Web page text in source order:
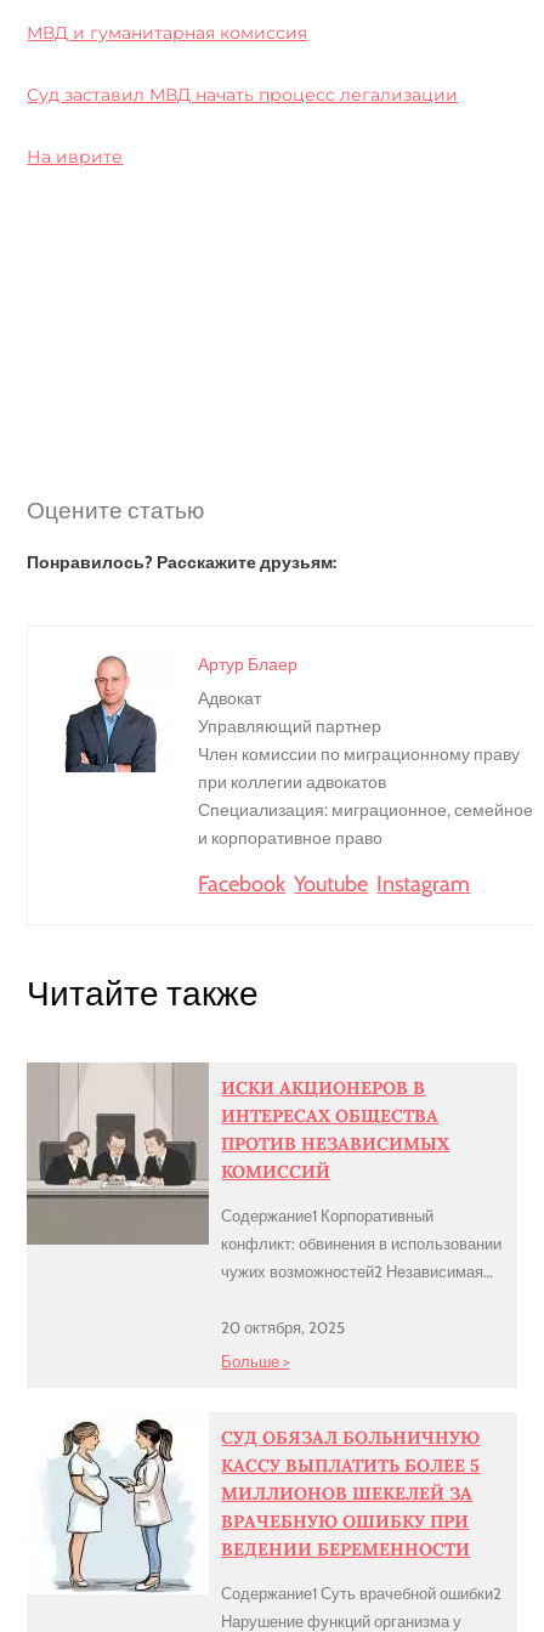
МВД и гуманитарная комиссия
Суд заставил МВД начать процесс легализации
На иврите
Оцените статью
Понравилось? Расскажите друзьям:
Артур Блаер
Адвокат
Управляющий партнер
Член комиссии по миграционному праву
при коллегии адвокатов
Специализация: миграционное, семейное
и корпоративное право
Facebook Youtube Instagram
Читайте также
ИСКИ АКЦИОНЕРОВ В
ИНТЕРЕСАХ ОБЩЕСТВА
ПРОТИВ НЕЗАВИСИМЫХ
КОМИССИЙ
Содержание1 Корпоративный
конфликт: обвинения в использовании
чужих возможностей2 Независимая
акционера3 Решение окружного суда:
запрет на критику добросовестности4
системной критикой5 Итог: между
защитой репутации и
справедливостью Корпоративный
конфликт: обвинения в использовании
чужих возможностей В 2023 в
разразился скандал, который […]
20 октября, 2025
Больше >
СУД ОБЯЗАЛ БОЛЬНИЧНУЮ
КАССУ ВЫПЛАТИТЬ БОЛЕЕ 5
МИЛЛИОНОВ ШЕКЕЛЕЙ ЗА
ВРАЧЕБНУЮ ОШИБКУ ПРИ
ВЕДЕНИИ БЕРЕМЕННОСТИ
Содержание1 Суть врачебной ошибки2
Нарушение функций организма у